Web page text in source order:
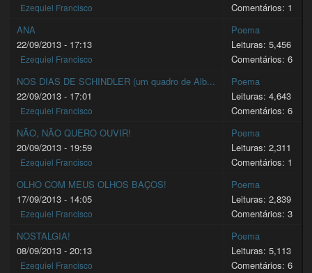
Ezequiel Francisco
Comentários: 1
ANA
22/09/2013 - 17:13
Ezequiel Francisco
Poema
Leituras: 5,456
Comentários: 6
NOS DIAS DE SCHINDLER (um quadro de Alb...
22/09/2013 - 17:01
Ezequiel Francisco
Poema
Leituras: 4,643
Comentários: 6
NÃO, NÃO QUERO OUVIR!
20/09/2013 - 19:59
Ezequiel Francisco
Poema
Leituras: 2,311
Comentários: 1
OLHO COM MEUS OLHOS BAÇOS!
17/09/2013 - 14:05
Ezequiel Francisco
Poema
Leituras: 2,839
Comentários: 3
NOSTALGIA!
08/09/2013 - 20:13
Ezequiel Francisco
Poema
Leituras: 5,113
Comentários: 6